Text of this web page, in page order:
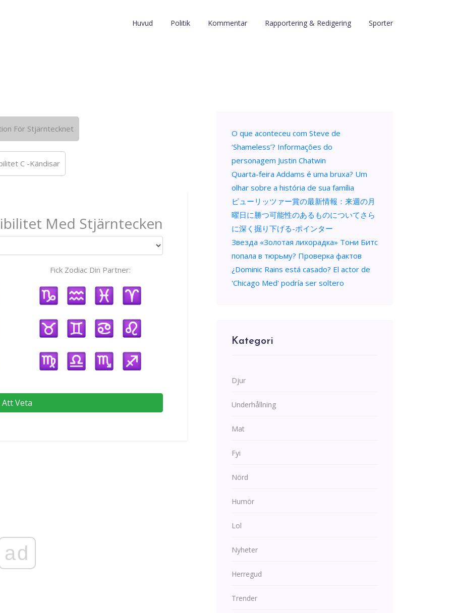
Huvud Politik Kommentar Rapportering & Redigering Sporter
För Stjärntecknet
C -Kändisar
Med Stjärntecken
Fick Zodiac Din Partner:
Att Veta
ad
O que aconteceu com Steve de
‘Shameless’? Informações do
personagem Justin Chatwin
Quarta-feira Addams é uma bruxa? Um
olhar sobre a história de sua família
ピューリッツァー賞の最新情報：来週の月
曜日に勝つ可能性のあるものについてさら
に深く掘り下げる-ポインター
Звезда «Золотая лихорадка» Тони Битс
попала в тюрьму? Проверка фактов
¿Dominic Rains está casado? El actor de
'Chicago Med' podría ser soltero
Kategori
Djur
Underhållning
Mat
Fyi
Nörd
Humör
Lol
Nyheter
Herregud
Trender